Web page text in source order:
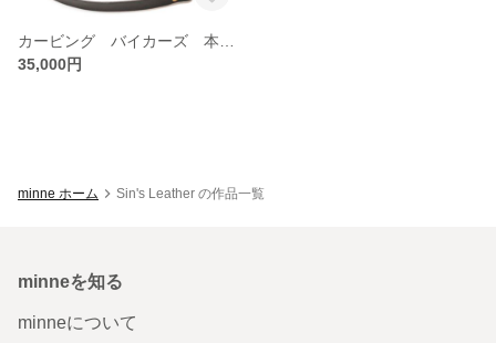
35,000円
minne ホーム Sin's Leather の作品一覧
minneを知る
minneについて